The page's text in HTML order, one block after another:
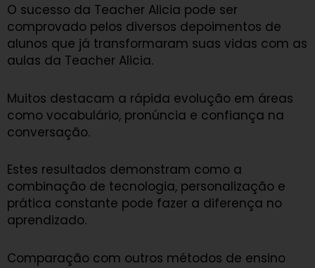
O sucesso da Teacher Alicia pode ser
comprovado pelos diversos depoimentos de
alunos que já transformaram suas vidas com as
aulas da Teacher Alicia.
Muitos destacam a rápida evolução em áreas
como vocabulário, pronúncia e confiança na
conversação.
Estes resultados demonstram como a
combinação de tecnologia, personalização e
prática constante pode fazer a diferença no
aprendizado.
Comparação com outros métodos de ensino